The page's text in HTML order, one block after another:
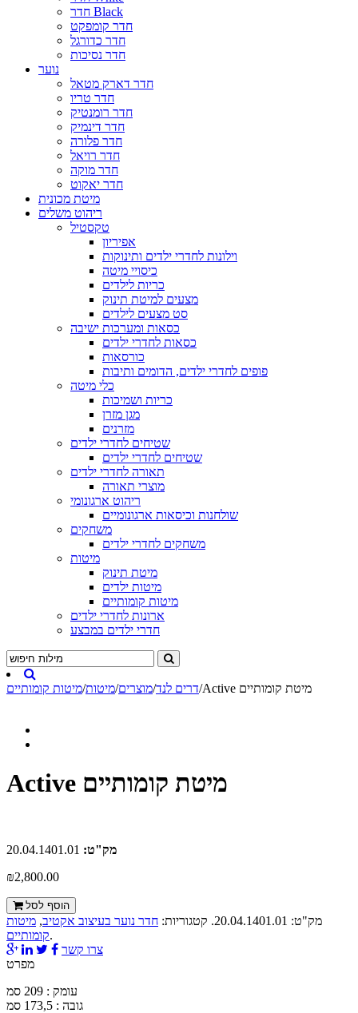
חדר Black
חדר קומפקט
חדר כדורגל
חדר נסיכות
נוער
חדר דארק מטאל
חדר טריו
חדר רומנטיק
חדר דינמיק
חדר פלורה
חדר רויאל
חדר מוקה
חדר יאקוט
מיטת מכונית
ריהוט משלים
טקסטיל
אפיריון
וילונות לחדרי ילדים ותינוקות
כיסויי מיטה
כריות לילדים
מצעים למיטת תינוק
סט מצעים לילדים
כסאות ומערכות ישיבה
כסאות לחדרי ילדים
כורסאות
פופים לחדרי ילדים, הדומים ותיבות
כלי מיטה
כריות ושמיכות
מגן מזרן
מזרנים
שטיחים לחדרי ילדים
שטיחים לחדרי ילדים
תאורה לחדרי ילדים
מוצרי תאורה
ריהוט ארגונומי
שולחנות וכיסאות ארגונומיים
משחקים
משחקים לחדרי ילדים
מיטות
מיטת תינוק
מיטות ילדים
מיטות קומותיים
ארונות לחדרי ילדים
חדרי ילדים במבצע
דרים לנד/מוצרים/מיטות/מיטות קומותיים / Active מיטת קומותיים
Active מיטת קומותיים
מק"ט:
₪2,800.00
הוסף לסל
מק"ט: 20.04.1401.01
. קטגוריות: חדר נוער בעיצוב אקטיב, מיטות
קומותיים.
צרו קשר
מפרט
עומק : 209 סמ
גובה : 173,5 סמ